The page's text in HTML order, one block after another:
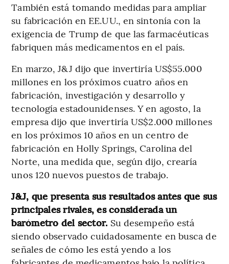
También está tomando medidas para ampliar
su fabricación en EE.UU., en sintonía con la
exigencia de Trump de que las farmacéuticas
fabriquen más medicamentos en el país.
En marzo, J&J dijo que invertiría US$55.000
millones en los próximos cuatro años en
fabricación, investigación y desarrollo y
tecnología estadounidenses. Y en agosto, la
empresa dijo que invertiría US$2.000 millones
en los próximos 10 años en un centro de
fabricación en Holly Springs, Carolina del
Norte, una medida que, según dijo, crearía
unos 120 nuevos puestos de trabajo.
J&J, que presenta sus resultados antes que sus
principales rivales, es considerada un
barómetro del sector. Su desempeño está
siendo observado cuidadosamente en busca de
señales de cómo les está yendo a los